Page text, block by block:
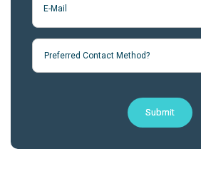
Preferred Contact Method?
Submit